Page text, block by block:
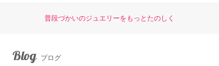
普段づかいのジュエリーをもっとたのしく
Blog ブログ